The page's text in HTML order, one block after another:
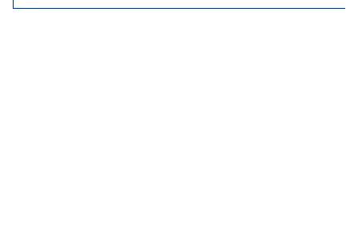
Μήλος: Εισαγγελική παρέμβαση για την